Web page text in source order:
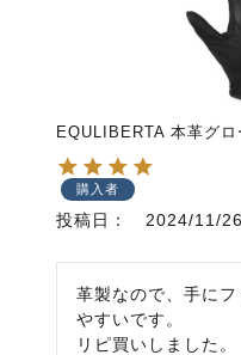
EQULIBERTA 本革グロ
購入者
投稿日 2024/11/26
革製なので、手に
やすいです。
リピ買いしました。